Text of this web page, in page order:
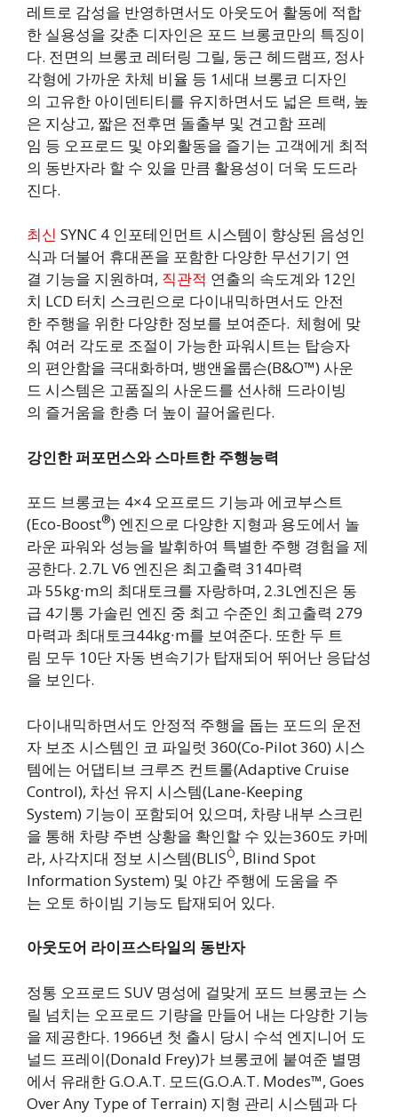
레트로 감성을 반영하면서도 아웃도어 활동에 적합
한 실용성을 갖춘 디자인은 포드 브롱코만의 특징이
다. 전면의 브롱코 레터링 그릴, 둥근 헤드램프, 정사
각형에 가까운 차체 비율 등 1세대 브롱코 디자인
의 고유한 아이덴티티를 유지하면서도 넓은 트랙, 높
은 지상고, 짧은 전후면 돌출부 및 견고함 프레
임 등 오프로드 및 야외활동을 즐기는 고객에게 최적
의 동반자라 할 수 있을 만큼 활용성이 더욱 도드라
진다.
최신 SYNC 4 인포테인먼트 시스템이 향상된 음성인
식과 더불어 휴대폰을 포함한 다양한 무선기기 연
결 기능을 지원하며, 직관적 연출의 속도계와 12인
치 LCD 터치 스크린으로 다이내믹하면서도 안전
한 주행을 위한 다양한 정보를 보여준다. 체형에 맞
춰 여러 각도로 조절이 가능한 파워시트는 탑승자
의 편안함을 극대화하며, 뱅앤올룹슨(B&O™) 사운
드 시스템은 고품질의 사운드를 선사해 드라이빙
의 즐거움을 한층 더 높이 끌어올린다.
강인한 퍼포먼스와 스마트한 주행능력
포드 브롱코는 4×4 오프로드 기능과 에코부스트
(Eco-Boost®) 엔진으로 다양한 지형과 용도에서 놀
라운 파워와 성능을 발휘하여 특별한 주행 경험을 제
공한다. 2.7L V6 엔진은 최고출력 314마력
과 55kg∙m의 최대토크를 자랑하며, 2.3L엔진은 동
급 4기통 가솔린 엔진 중 최고 수준인 최고출력 279
마력과 최대토크44kg∙m를 보여준다. 또한 두 트
림 모두 10단 자동 변속기가 탑재되어 뛰어난 응답성
을 보인다.
다이내믹하면서도 안정적 주행을 돕는 포드의 운전
자 보조 시스템인 코 파일럿 360(Co-Pilot 360) 시스
템에는 어댑티브 크루즈 컨트롤(Adaptive Cruise
Control), 차선 유지 시스템(Lane-Keeping
System) 기능이 포함되어 있으며, 차량 내부 스크린
을 통해 차량 주변 상황을 확인할 수 있는360도 카메
라, 사각지대 정보 시스템(BLISÒ, Blind Spot
Information System) 및 야간 주행에 도움을 주
는 오토 하이빔 기능도 탑재되어 있다.
아웃도어 라이프스타일의 동반자
정통 오프로드 SUV 명성에 걸맞게 포드 브롱코는 스
릴 넘치는 오프로드 기량을 만들어 내는 다양한 기능
을 제공한다. 1966년 첫 출시 당시 수석 엔지니어 도
널드 프레이(Donald Frey)가 브롱코에 붙여준 별명
에서 유래한 G.O.A.T. 모드(G.O.A.T. Modes™, Goes
Over Any Type of Terrain) 지형 관리 시스템과 다